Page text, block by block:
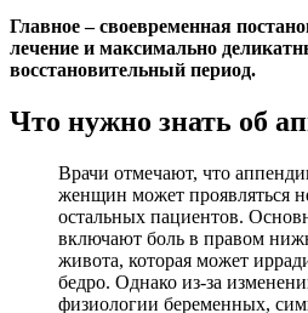
Главное – своевременная
лечение и максимально
восстановительный период.
Что нужно знать об
Врачи отмечают, что
женщин может проявляться
остальных пациентов.
включают боль в правом
живота, которая может
бедро. Однако из-за
физиологии беременных,